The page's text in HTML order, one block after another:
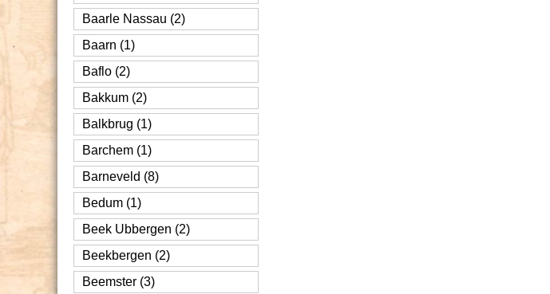
Baarle Nassau (2)
Baarn (1)
Baflo (2)
Bakkum (2)
Balkbrug (1)
Barchem (1)
Barneveld (8)
Bedum (1)
Beek Ubbergen (2)
Beekbergen (2)
Beemster (3)